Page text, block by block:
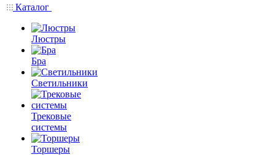
Каталог
Люстры
Бра
Светильники
Трековые
системы
Торшеры